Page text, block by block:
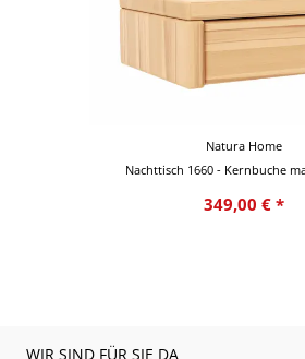
Natura Home
Nachttisch 1660 - Kernbuche
349,00 € *
WIR SIND FÜR SIE DA